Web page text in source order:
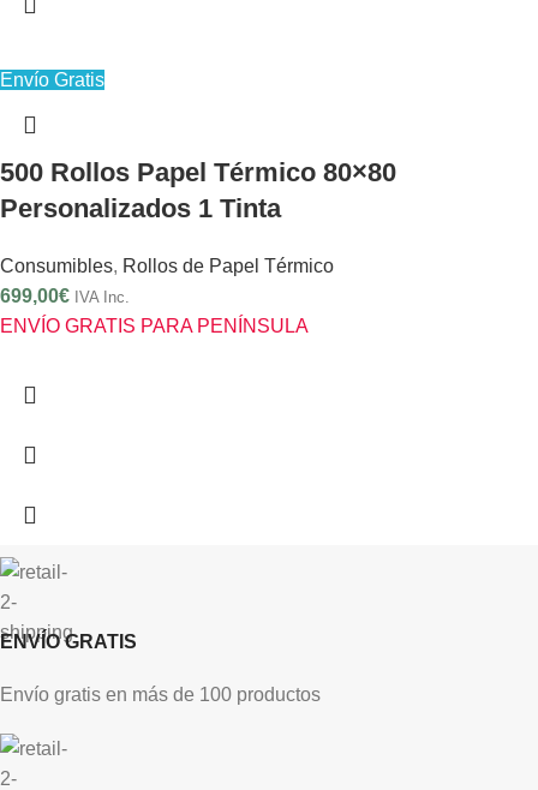
Envío Gratis
500 Rollos Papel Térmico 80×80
Personalizados 1 Tinta
Consumibles, Rollos de Papel Térmico
699,00€ IVA Inc.
ENVÍO GRATIS PARA PENÍNSULA
ENVÍO GRATIS
Envío gratis en más de 100 productos